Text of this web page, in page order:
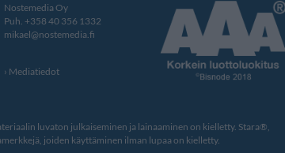
Nostemedia Oy
Puh. +358 40 356 1332
mikael@nostemedia.fi
Mediatiedot
luvaton julkaiseminen ja lainaaminen on kielletty. Stara®,
joiden käyttäminen ilman lupaa on kielletty.